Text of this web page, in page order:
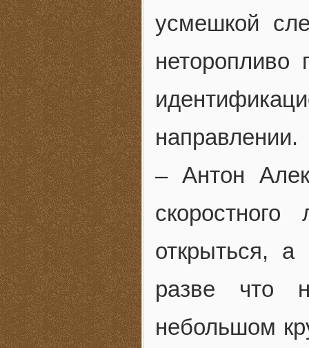
усмешкой
неторопливо
направлении.
– Антон
открыться, а
разве что
небольшом